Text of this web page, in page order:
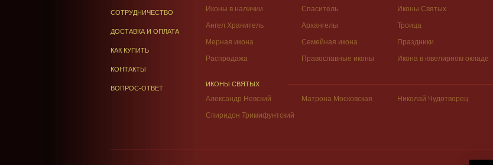
СОТРУДНИЧЕСТВО
ДОСТАВКА И ОПЛАТА
КАК КУПИТЬ
КОНТАКТЫ
ВОПРОС-ОТВЕТ
Иконы в наличии Спаситель Иконы Святых
Ангел Хранитель
Архангелы Троица
Мерная икона
Семейная икона Праздники
Распродажа
Православные иконы Икона в ювелирном окладе
ИКОНЫ СВЯТЫХ
Александр Невский Матрона Московская Николай Чудотворец
Спиридон Тримифунтский